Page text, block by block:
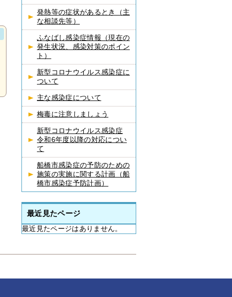
発熱等の症状があるとき（主
な相談先等）
ふなばし感染症情報（現在の
発生状況、感染対策のポイン
ト）
新型コロナウイルス感染症に
ついて
主な感染症について
梅毒に注意しましょう
新型コロナウイルス感染症
令和6年度以降の対応につい
て
船橋市感染症の予防のための
施策の実施に関する計画（船
橋市感染症予防計画）
最近見たページ
最近見たページはありません。